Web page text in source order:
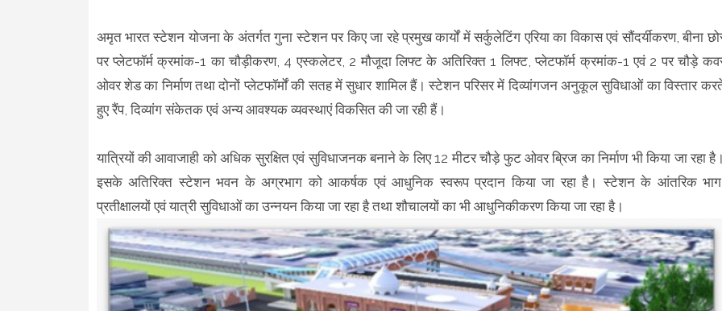
अमृत भारत स्टेशन योजना के अंतर्गत गुना स्टेशन पर किए जा रहे प्रमुख कार्यों में सर्कुलेटिंग एरिया का विकास एवं सौंदर्यीकरण, बीना
पर प्लेटफॉर्म क्रमांक-1 का चौड़ीकरण, 4 एस्कलेटर, 2 मौजूदा लिफ्ट के अतिरिक्त 1 लिफ्ट, प्लेटफॉर्म क्रमांक-1 एवं 2 पर चौड़े
ओवर शेड का निर्माण तथा दोनों प्लेटफॉर्मों की सतह में सुधार शामिल हैं। स्टेशन परिसर में दिव्यांगजन अनुकूल सुविधाओं का विस्तार
हुए रैंप, दिव्यांग संकेतक एवं अन्य आवश्यक व्यवस्थाएं विकसित की जा रही हैं।
यात्रियों की आवाजाही को अधिक सुरक्षित एवं सुविधाजनक बनाने के लिए 12 मीटर चौड़े फुट ओवर ब्रिज का निर्माण भी किया जा रहा
इसके अतिरिक्त स्टेशन भवन के अग्रभाग को आकर्षक एवं आधुनिक स्वरूप प्रदान किया जा रहा है। स्टेशन के आंतरिक
प्रतीक्षालयों एवं यात्री सुविधाओं का उन्नयन किया जा रहा है तथा शौचालयों का भी आधुनिकीकरण किया जा रहा है।